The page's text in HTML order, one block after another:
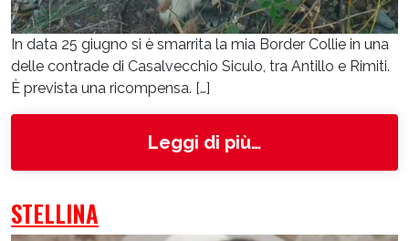
In data 25 giugno si è smarrita la mia Border Collie in una
delle contrade di Casalvecchio Siculo, tra Antillo e Rimiti.
È prevista una ricompensa. […]
Leggi di più…from Stella
STELLINA